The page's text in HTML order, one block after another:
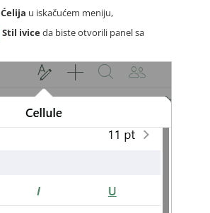
Ćelija u iskačućem meniju,
Stil iviceda biste otvorili panel sa